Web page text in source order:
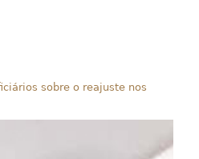
sobre o reajuste nos